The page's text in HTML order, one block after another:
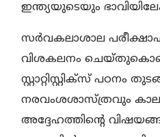
ഇന്ത്യയുടെയും
സര്‍വകലാശാല
വിശകലനം
സ്റ്റാറ്റിസ്റ്റിക്സ് പഠനം
നരവംശശാസ്ത്രവും
അദ്ദേഹത്തിന്റെ